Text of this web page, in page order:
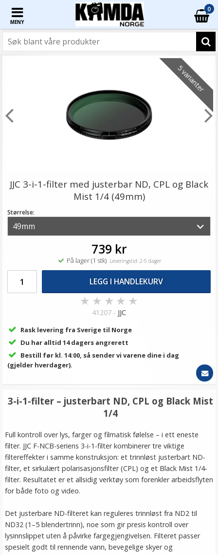
MENY
0
5 varianter
JJC 3-i-1-filter med justerbar ND, CPL og Black
Mist 1/4 (49mm)
Størrelse:
739 kr
På lager (1 stk)Leveringstid: 2-5 dager
LEGG I HANDLEKURV
★ ★ ★ ★ ★
41207 - JJC
Rask levering fra Sverige til Norge
Du har alltid 14 dagers angrerett
Bestill før kl. 14:00, så sender vi varene dine i dag
(gjelder hverdager).
3-i-1-filter – justerbart ND, CPL og Black Mist
1/4
Full kontroll over lys, farger og filmatisk følelse – i ett eneste
filter. JJC F-NCB-seriens 3-i-1-filter kombinerer tre viktige
filtereffekter i samme konstruksjon: et trinnløst justerbart ND-
filter, et sirkulært polarisasjonsfilter (CPL) og et Black Mist 1/4-
filter. Resultatet er et allsidig verktøy som forenkler arbeidsflyten
for både foto og video.
Det justerbare ND-filteret kan reguleres trinnløst fra ND2 til
ND32 (1–5 blendertrinn), noe som gir presis kontroll over
lysinnslippet uten å påvirke fargegjengivelsen. Filteret passer
spesielt godt til rennende vann, bevegelige skyer og